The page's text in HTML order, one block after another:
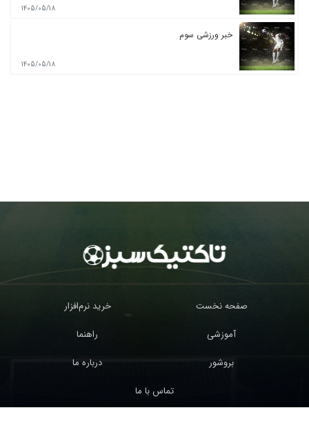
1405/05/18
خبر ورزشی سوم
1405/05/18
صفحه نخست
خرید نرم‌افزار
آموزشی
راهنما
بروشور
درباره ما
تماس با ما